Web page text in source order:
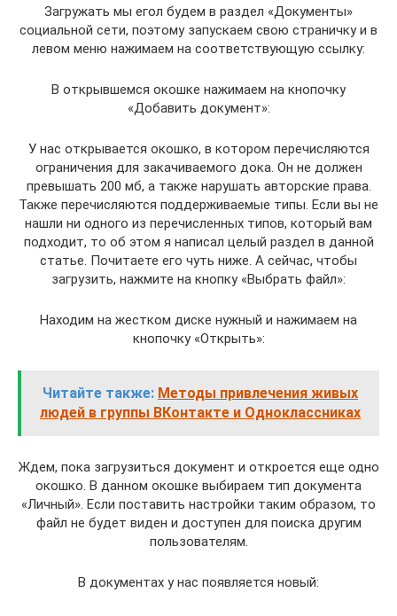
Загружать мы егол будем в раздел «Документы»
социальной сети, поэтому запускаем свою страничку и в
левом меню нажимаем на соответствующую ссылку:
В открывшемся окошке нажимаем на кнопочку
«Добавить документ»:
У нас открывается окошко, в котором перечисляются
ограничения для закачиваемого дока. Он не должен
превышать 200 мб, а также нарушать авторские права.
Также перечисляются поддерживаемые типы. Если вы не
нашли ни одного из перечисленных типов, который вам
подходит, то об этом я написал целый раздел в данной
статье. Почитаете его чуть ниже. А сейчас, чтобы
загрузить, нажмите на кнопку «Выбрать файл»:
Находим на жестком диске нужный и нажимаем на
кнопочку «Открыть»:
Читайте также: Методы привлечения живых
людей в группы ВКонтакте и Одноклассниках
Ждем, пока загрузиться документ и откроется еще одно
окошко. В данном окошке выбираем тип документа
«Личный». Если поставить настройки таким образом, то
файл не будет виден и доступен для поиска другим
пользователям.
В документах у нас появляется новый: